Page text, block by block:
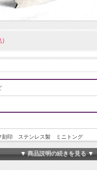
)
刻印 ステンレス製 ミニトング
スマッジングの際にあると便利なステ
▼ 商品説明の続きを見る ▼